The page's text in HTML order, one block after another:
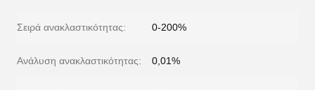
Σειρά ανακλαστικότητας: 0-200%
Ανάλυση ανακλαστικότητας: 0,01%